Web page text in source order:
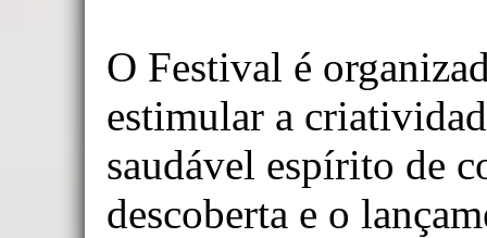
O Festival é
estimular a
saudável espírito de
descoberta e o